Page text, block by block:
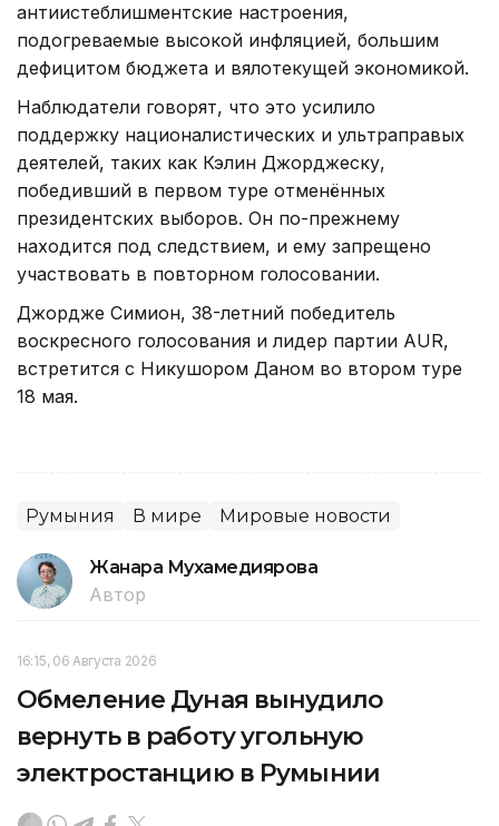
антиистеблишментские настроения,
подогреваемые высокой инфляцией, большим
дефицитом бюджета и вялотекущей экономикой.
Наблюдатели говорят, что это усилило
поддержку националистических и ультраправых
деятелей, таких как Кэлин Джорджеску,
победивший в первом туре отменённых
президентских выборов. Он по-прежнему
находится под следствием, и ему запрещено
участвовать в повторном голосовании.
Джордже Симион, 38-летний победитель
воскресного голосования и лидер партии AUR,
встретится с Никушором Даном во втором туре
18 мая.
Румыния В мире Мировые новости
Жанара Мухамедиярова
Автор
16:15, 06 Августа 2026
Обмеление Дуная вынудило
вернуть в работу угольную
электростанцию в Румынии